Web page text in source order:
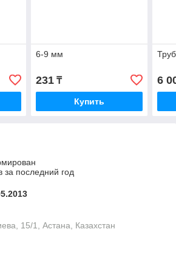
6-9 мм
231₸
Купить
6
за последний год
15/1, Астана, Казахстан